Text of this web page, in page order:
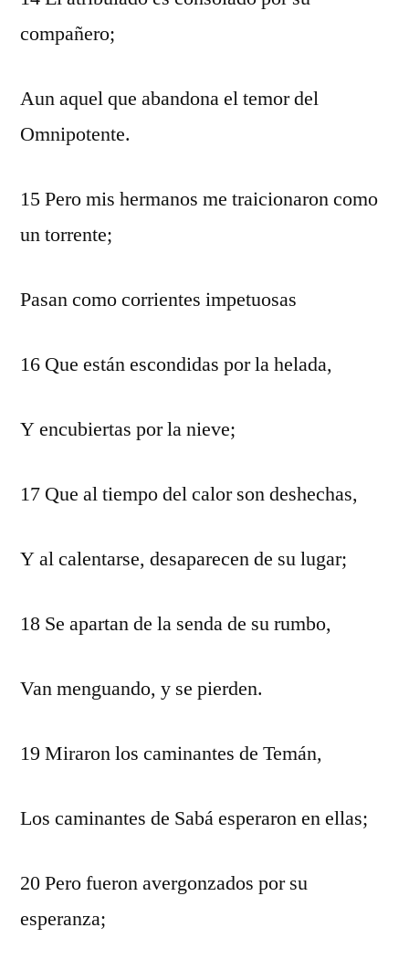
compañero;
Aun aquel que abandona el temor del
Omnipotente.
15 Pero mis hermanos me traicionaron como
un torrente;
Pasan como corrientes impetuosas
16 Que están escondidas por la helada,
Y encubiertas por la nieve;
17 Que al tiempo del calor son deshechas,
Y al calentarse, desaparecen de su lugar;
18 Se apartan de la senda de su rumbo,
Van menguando, y se pierden.
19 Miraron los caminantes de Temán,
Los caminantes de Sabá esperaron en ellas;
20 Pero fueron avergonzados por su
esperanza;